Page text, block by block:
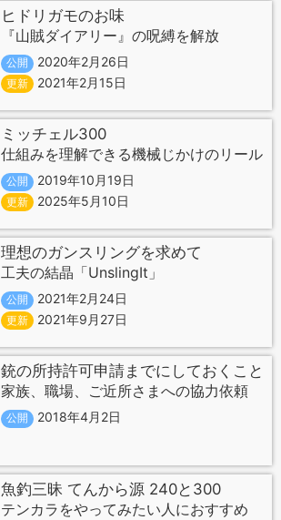
ヒドリガモのお味
『山賊ダイアリー』の呪縛を解放
公開 2020年2月26日
更新 2021年2月15日
ミッチェル300
仕組みを理解できる機械じかけのリール
公開 2019年10月19日
更新 2025年5月10日
理想のガンスリングを求めて
工夫の結晶「UnslingIt」
公開 2021年2月24日
更新 2021年9月27日
銃の所持許可申請までにしておくこと
家族、職場、ご近所さまへの協力依頼
公開 2018年4月2日
魚釣三昧 てんから源 240と300
テンカラをやってみたい人におすすめ